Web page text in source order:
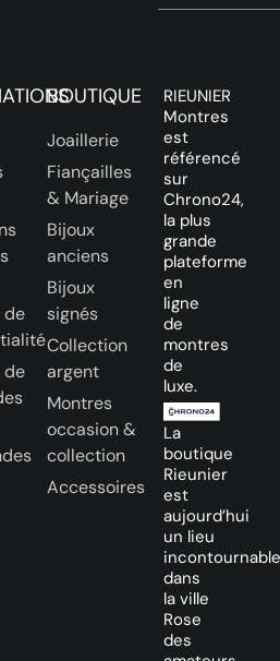
de
de
BOUTIQUE
Joaillerie
Fiançailles
& Mariage
Bijoux
anciens
Bijoux
signés
Collection
argent
Montres
occasion &
collection
Accessoires
RIEUNIER
Montres
est
référencé
sur
Chrono24,
la plus
grande
plateforme
en
ligne
de
montres
de
luxe.
La
boutique
Rieunier
est
aujourd’hui
un lieu
incontournable
dans
la ville
Rose
des